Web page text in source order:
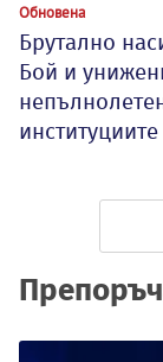
Обновена
Брутално
Бой и
институциите